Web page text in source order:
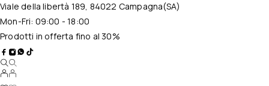
Viale della libertà 189, 84022 Campagna(SA)
Mon-Fri: 09:00 - 18:00
Prodotti in offerta fino al 30%